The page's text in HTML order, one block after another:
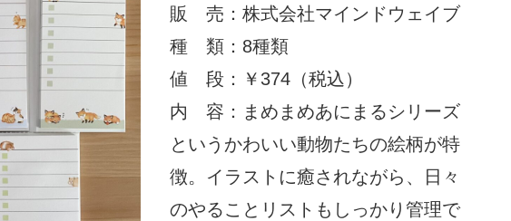
販 売：株式会社マインドウェイブ
種 類：8種類
値 段：￥374（税込）
内 容：まめまめあにまるシリーズ
というかわいい動物たちの絵柄が特
徴。イラストに癒されながら、日々
のやることリストもしっかり管理で